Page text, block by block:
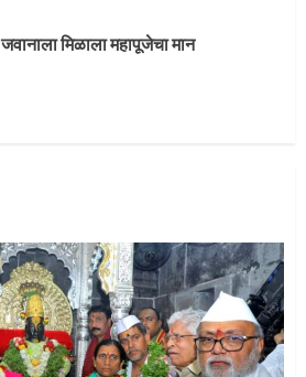
जवानाला मिळाला महापूजेचा मान